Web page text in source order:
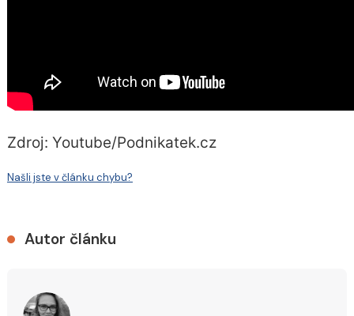
Zdroj: Youtube/Podnikatek.cz
Našli jste v článku chybu?
Autor článku